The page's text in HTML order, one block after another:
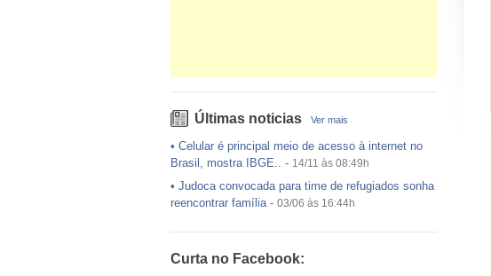
Últimas noticias Ver mais
• Celular é principal meio de acesso à internet no
Brasil, mostra IBGE.. - 14/11 às 08:49h
• Judoca convocada para time de refugiados sonha
reencontrar família- 03/06 às 16:44h
•Exército egípcio diz que encontrou destroços de
Curta no Facebook: